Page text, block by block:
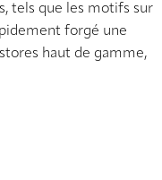
tels que les motifs sur
forgé une
haut de gamme,